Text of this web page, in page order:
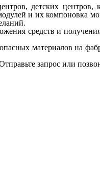
детских
и их компоновка
средств и
материалов на
запрос или